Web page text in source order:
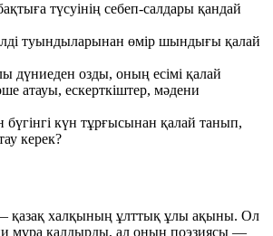
түсуінің себеп-салдары қандай
туындыларынан өмір шындығы қалай
дүниеден озды, оның есімі қалай
атауы, ескерткіштер, мәдени
күн тұрғысынан қалай танып,
керек?
халқының ұлттық ұлы ақыны. Ол
мұра қалдырды, ал оның поэзиясы —